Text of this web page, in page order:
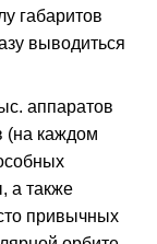
габаритов
выводиться
аппаратов
(на каждом
а также
привычных